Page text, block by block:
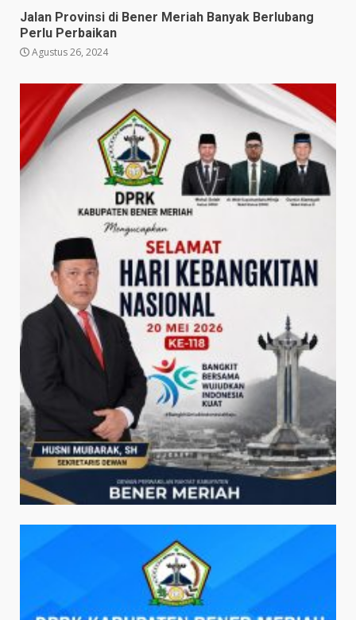
Jalan Provinsi di Bener Meriah Banyak Berlubang
Perlu Perbaikan
Agustus 26, 2024